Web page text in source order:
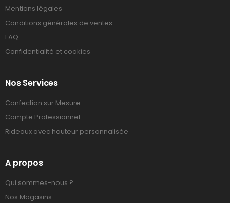
Mentions légales
Conditions générales de ventes
FAQ
Confidentialité et cookies
Nos Services
Confection sur Mesure
Compte Professionnel
Rideaux avec hauteur personnalisée
A propos
Qui sommes-nous ?
Nos Magasins